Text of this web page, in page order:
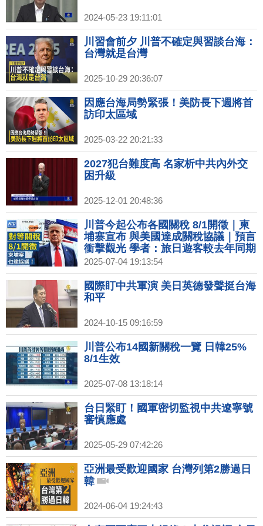
2024-05-23 19:11:01
川習會前夕 川普不確定與習談台海：
台灣就是台灣
2025-10-29 20:36:07
因應台海局勢緊張！美防長下週將首
訪印太區域
2025-03-22 20:21:33
2027犯台難度高 名家析中共內外交
困升級
2025-12-01 20:48:36
川普今起公布各國關稅 8/1開徵｜柬
埔寨宣布 與美國達成關稅協議｜預言
衝擊觀光 學者：旅日遊客較去年同期
略減｜光陽新董座首亮相 柯俊斌：燃
油機車擴大布局
2025-07-04 19:13:54
國際盯中共軍演 美日英德發聲挺台海
和平
2024-10-15 09:16:59
川普公布14國新關稅一覽 日韓25%
8/1生效
2025-07-08 13:18:14
台日緊盯！國軍密切監視中共遼寧號
審慎應處
2025-05-29 07:42:26
亞洲最受歡迎國家 台灣列第2勝過日
韓
2024-06-04 19:24:43